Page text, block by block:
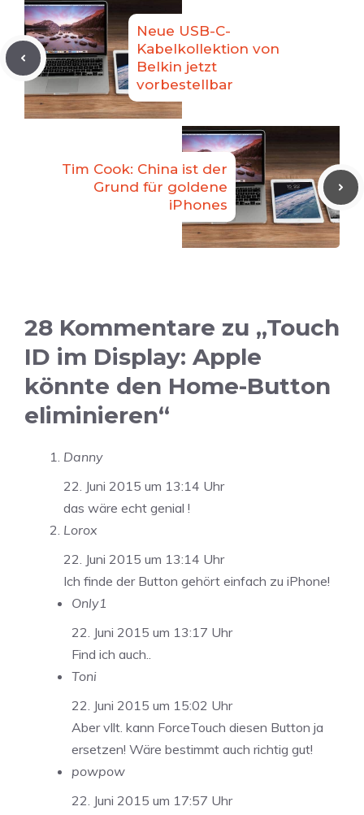
Neue USB-C-
Kabelkollektion von
Belkin jetzt
vorbestellbar
Tim Cook: China ist der
Grund für goldene
iPhones
28 Kommentare zu „Touch
ID im Display: Apple
könnte den Home-Button
eliminieren“
Danny
22. Juni 2015 um 13:14 Uhr
das wäre echt genial !
Lorox
22. Juni 2015 um 13:14 Uhr
Ich finde der Button gehört einfach zu iPhone!
Only1
22. Juni 2015 um 13:17 Uhr
Find ich auch..
Toni
22. Juni 2015 um 15:02 Uhr
Aber vllt. kann ForceTouch diesen Button ja
ersetzen! Wäre bestimmt auch richtig gut!
powpow
22. Juni 2015 um 17:57 Uhr